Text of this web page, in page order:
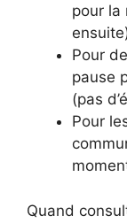
pour la
Pour
pause
(pas
Pour
Quand